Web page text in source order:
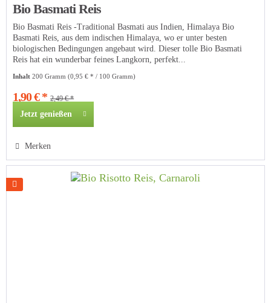
Bio Basmati Reis
Bio Basmati Reis -Traditional Basmati aus Indien, Himalaya Bio
Basmati Reis, aus dem indischen Himalaya, wo er unter besten
biologischen Bedingungen angebaut wird. Dieser tolle Bio Basmati
Reis hat ein wunderbar feines Langkorn, perfekt...
Inhalt200 Gramm(0,95 € * / 100 Gramm)
1,90 € * 2,49 € *
Jetzt genießen
Merken